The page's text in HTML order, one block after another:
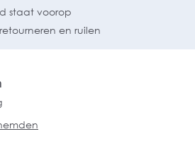
staat voorop
en ruilen